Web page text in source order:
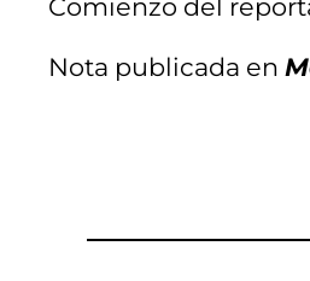
Comienzo del
Nota publicada en